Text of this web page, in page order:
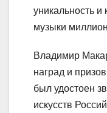
уникальность и
музыки
Владимир
наград и
был удостоен
искусств